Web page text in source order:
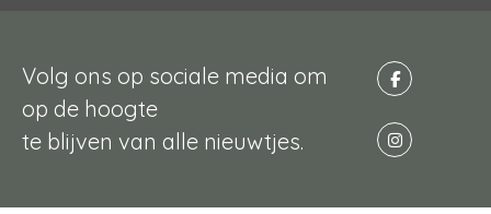
Volg ons op sociale media om
op de hoogte
te blijven van alle nieuwtjes.